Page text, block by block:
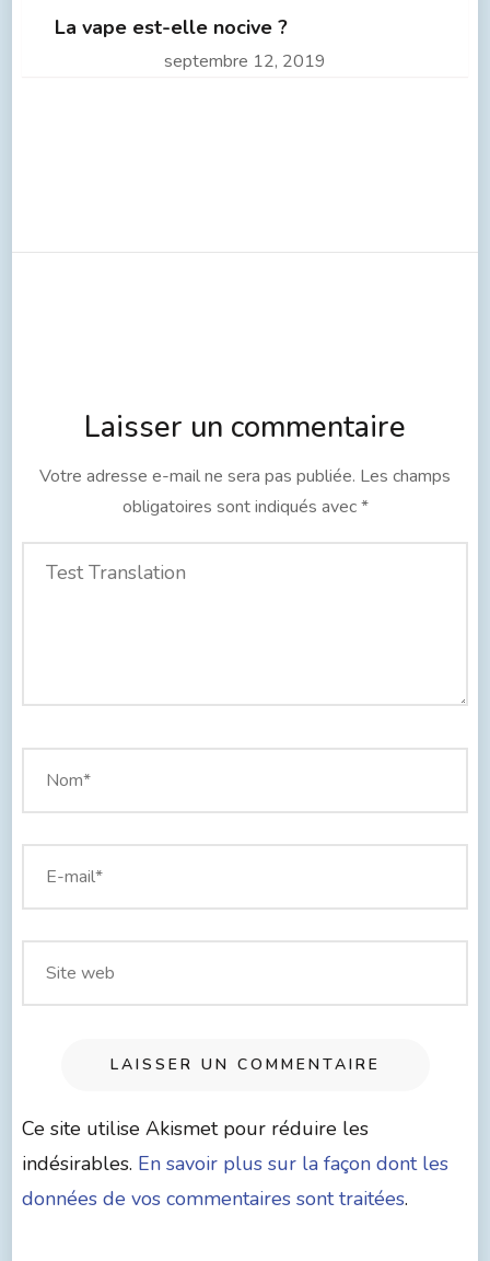
La vape est-elle nocive ?
septembre 12, 2019
Laisser un commentaire
Votre adresse e-mail ne sera pas publiée. Les champs
obligatoires sont indiqués avec*
Ce site utilise Akismet pour réduire les
indésirables. En savoir plus sur la façon dont les
données de vos commentaires sont traitées.